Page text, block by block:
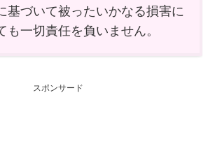
基づいて被ったいかなる損害に
も一切責任を負いません。
スポンサード